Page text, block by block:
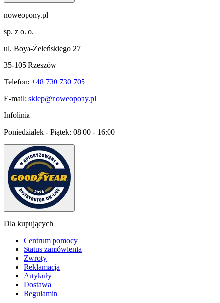
noweopony.pl
sp. z o. o.
ul. Boya-Żeleńskiego 27
35-105 Rzeszów
Telefon: +48 730 730 705
E-mail: sklep@noweopony.pl
Infolinia
Poniedziałek - Piątek: 08:00 - 16:00
Dla kupujących
Centrum pomocy
Status zamówienia
Zwroty
Reklamacja
Artykuły
Dostawa
Regulamin